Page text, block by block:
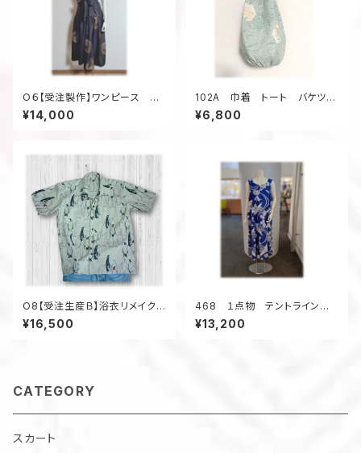
O６【受注製作】ワンピース ジ
ャンパースカート キーネック
ローウェスト 着物リメイク
¥14,000
102A 巾着 トート バケツ
型 大島紬リメイク 春色 亀
甲柄 ウッドリング 5ポケット
¥6,800
O8【受注生産Ｂ】浴衣リメイクア
ロハシャツセミオーダー
¥16,500
468 １点物 テントラインワ
ンピース 青い浴衣 ジャンパ
ースカート 浴衣リメイク
¥13,200
CATEGORY
スカート